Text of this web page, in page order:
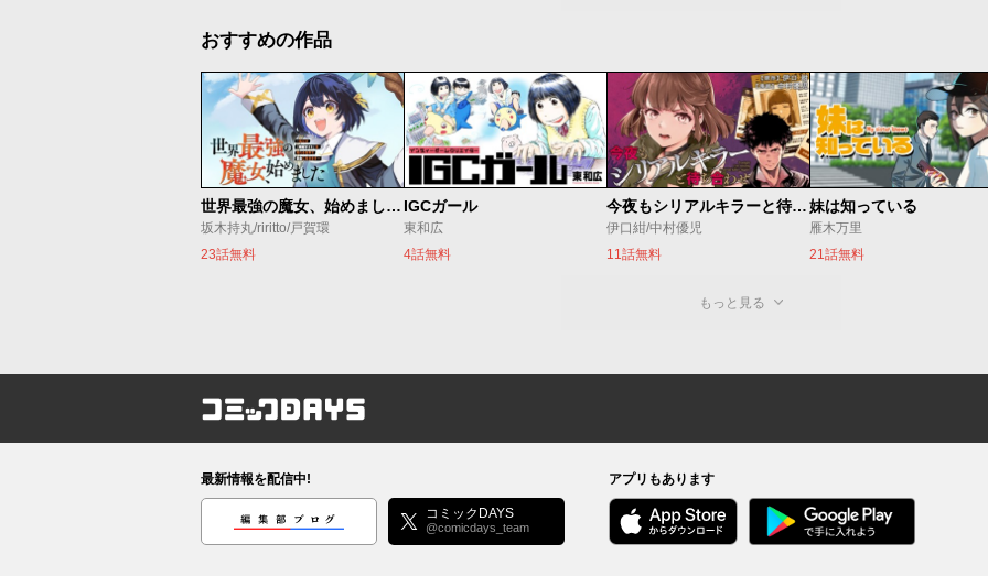
おすすめの作品
世界最強の魔女、始めました ～私だけ『攻略サイト』を見れる世界で自由に生きます～
坂木持丸/riritto/戸賀環
23話無料
IGCガール
東和広
4話無料
今夜もシリアルキラーと待ち合わせ
伊口紺/中村優児
11話無料
妹は知っている
雁木万里
21話無料
もっと見る
コミックDAYS
最新情報を配信中!
編集部ブログ コミックDAYS
@comicdays_team
アプリもあります